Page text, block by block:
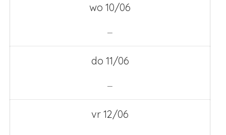
wo 10/06
—
do 11/06
—
vr 12/06